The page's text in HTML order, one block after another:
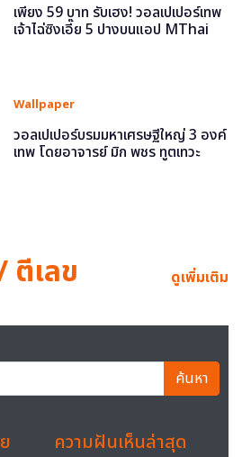
เพียง 59 บาท รับเฮง! วอลเปเปอร์เทพ
เจ้าไฉ่ซิงเอี๊ย 5 ปางบนแอป MThai
Wallpaper
วอลเปเปอร์บรมมหาเศรษฐีใหญ่ 3 องค์
เทพ โดยอาจารย์ มิก พชร ทูตเทวะ
ตีเลข ดูเพิ่มเติม
ค้นหา
ความฝันเห็นล่าสุด